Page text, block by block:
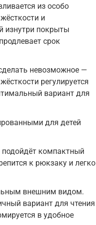
из особо
и
изнутри покрыты
срок
невозможное —
регулируется
вариант для
для детей
подойдёт компактный
к рюкзаку и легко
внешним видом.
вариант для чтения
в удобное